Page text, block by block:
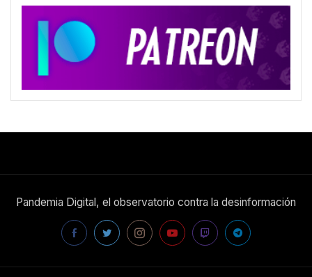
Pandemia Digital, el observatorio contra la desinformación